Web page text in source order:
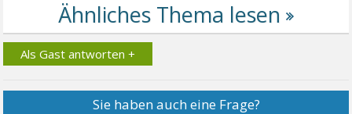
Als Gast antworten +
Sie haben auch eine Frage?